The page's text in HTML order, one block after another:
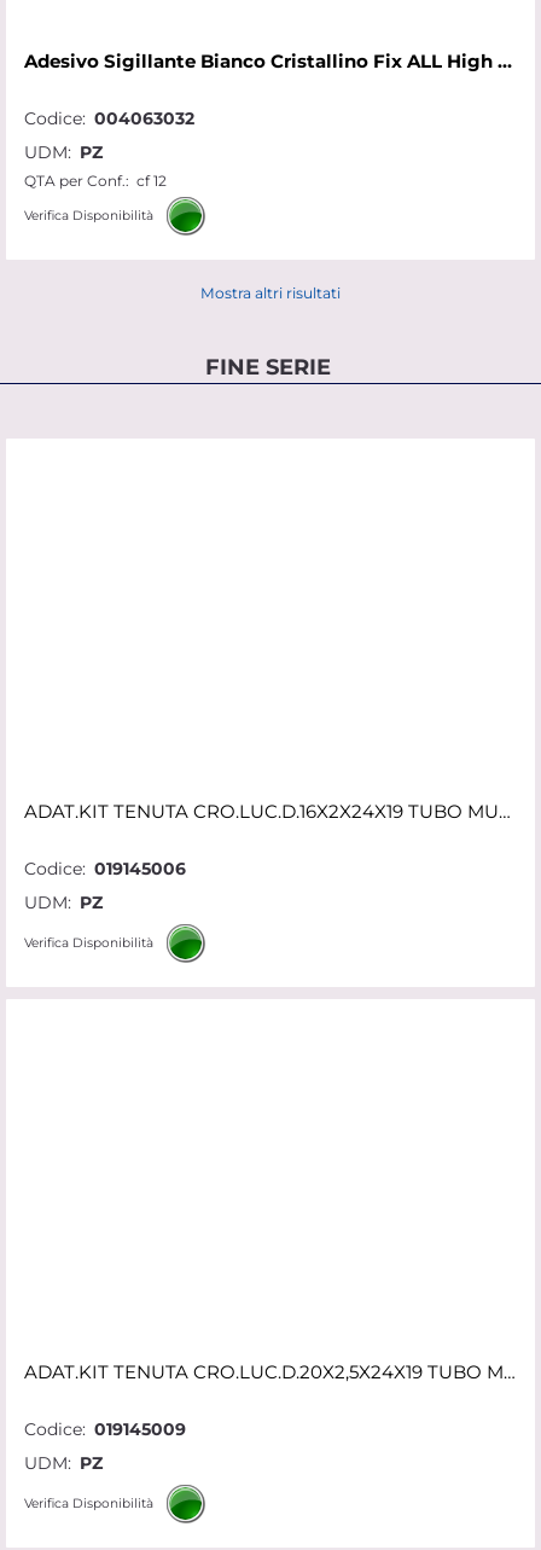
Adesivo Sigillante Bianco Cristallino Fix ALL High Tack Soudal 290
Codice: 004063032
UDM: PZ
QTA per Conf.: cf 12
Verifica Disponibilità
Mostra altri risultati
FINE SERIE
ADAT.KIT TENUTA CRO.LUC.D.16X2X24X19 TUBO MULTISTRATO 620 16LC SF
Codice: 019145006
UDM: PZ
Verifica Disponibilità
ADAT.KIT TENUTA CRO.LUC.D.20X2,5X24X19 TUBO MULTISTRATO 620 25LC SF
Codice: 019145009
UDM: PZ
Verifica Disponibilità